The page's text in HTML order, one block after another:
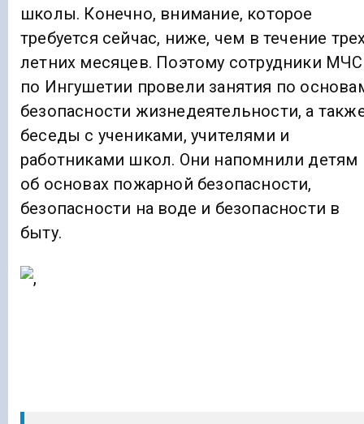
школы. Конечно, внимание, которое
требуется сейчас, ниже, чем в течение
летних месяцев. Поэтому сотрудники МЧС
по Ингушетии провели занятия по
безопасности жизнедеятельности, а
беседы с учениками, учителями и
работниками школ. Они напомнили детям
об основах пожарной безопасности,
безопасности на воде и безопасности в
быту.